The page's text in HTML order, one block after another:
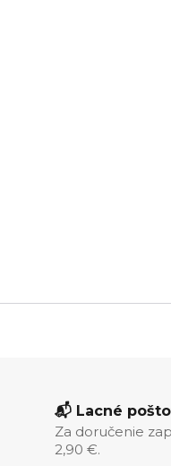
📬 Lacné
Za doručenie
2,90 €.